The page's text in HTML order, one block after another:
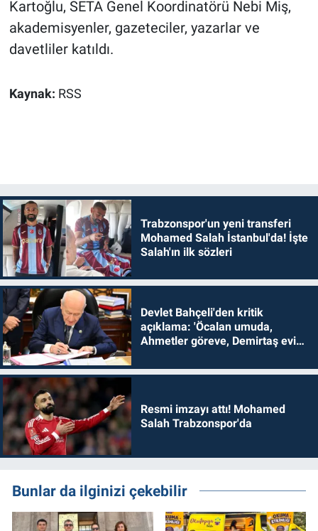
Kartoğlu, SETA Genel Koordinatörü Nebi Miş,
akademisyenler, gazeteciler, yazarlar ve
davetliler katıldı.
Kaynak: RSS
Trabzonspor'un yeni transferi
Mohamed Salah İstanbul'da! İşte
Salah'ın ilk sözleri
Devlet Bahçeli'den kritik
açıklama: 'Öcalan umuda,
Ahmetler göreve, Demirtaş evine
Resmi imzayı attı! Mohamed
Salah Trabzonspor'da
Bunlar da ilginizi çekebilir